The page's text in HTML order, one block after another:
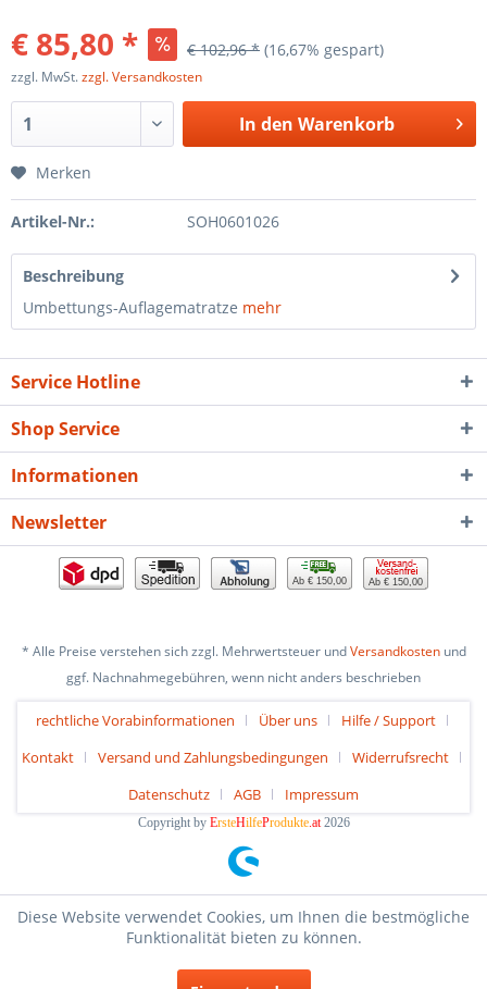
€ 85,80 * € 102,96 * (16,67% gespart)
zzgl. MwSt.zzgl. Versandkosten
In den Warenkorb
Merken
Artikel-Nr.: SOH0601026
Beschreibung
Umbettungs-Auflagematratze mehr
Service Hotline
Shop Service
Informationen
Newsletter
Ab € 150,00 Ab € 150,00
* Alle Preise verstehen sich zzgl. Mehrwertsteuer undVersandkostenund
ggf. Nachnahmegebühren, wenn nicht anders beschrieben
rechtliche Vorabinformationen Über uns
Hilfe / Support
Kontakt
Versand und Zahlungsbedingungen
Widerrufsrecht
Datenschutz
AGB Impressum
Copyright by ErsteHilfeProdukte.at2026
Diese Website verwendet Cookies, um Ihnen die bestmögliche
Funktionalität bieten zu können.